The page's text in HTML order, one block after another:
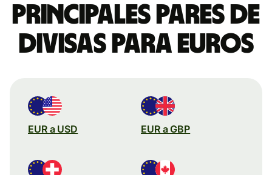
Principales pares de
divisas para euros
EUR a USD EUR a GBP